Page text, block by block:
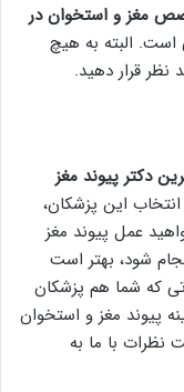
مغز و استخوان در
است. البته به هیچ
نظر قرار دهید.
دکتر پیوند مغز
این پزشکان،
عمل پیوند مغز
شود، بهتر است
که شما هم پزشکان
پیوند مغز و استخوان
نظرات با ما به